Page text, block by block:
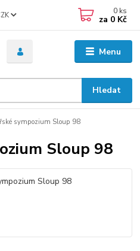
Menu
Hledat
0 ks
za 0 Kč
sympozium Sloup 98
Sloup 98